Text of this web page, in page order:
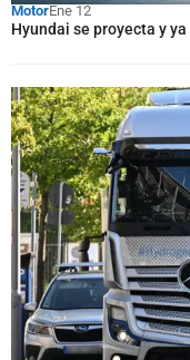
MotorEne 12
Hyundai se proyecta y